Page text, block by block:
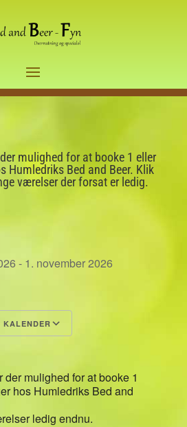
mulighed for at booke 1 eller
Humledriks Bed and Beer. Klik
værelser der forsat er ledig.
- 1. november 2026
mulighed for at booke 1
hos Humledriks Bed and
ledig endnu.